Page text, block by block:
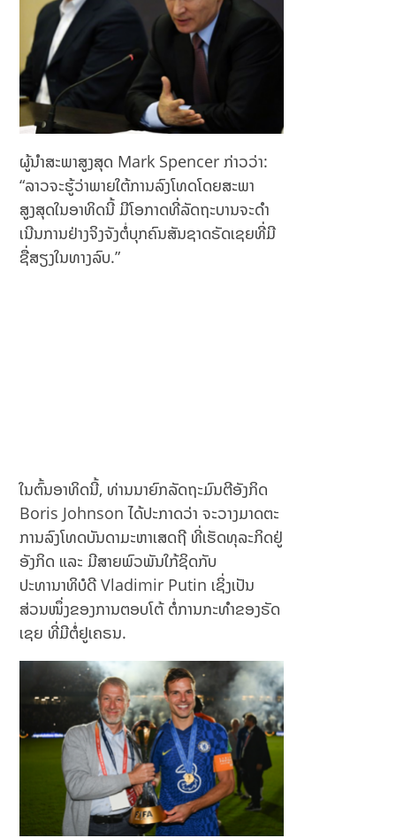
ຜູ້ນໍາສະພາສູງສຸດ Mark Spencer ກ່າວວ່າ:
“ລາວຈະຮູ້ວ່າພາຍໃຕ້ການລົງໂທດໂດຍສະພາ
ສູງສຸດໃນອາທິດນີ້ ມີໂອກາດທີ່ລັດຖະບານຈະດໍາ
ເນີນການຢ່າງຈິງຈັງຕໍ່ບຸກຄົນສັນຊາດຣັດເຊຍທີ່ມີ
ຊື່ສຽງໃນທາງລົບ.”
ໃນ​ຕົ້ນ​ອາທິດ​ນີ້, ທ່ານ​ນາຍົກລັດຖະມົນຕີອັງກິດ
Boris Johnson ​ໄດ້​ປະກາດ​ວ່າ ຈະ​ວາງ​ມາດ​ຕະ
ການ​ລົງ​ໂທດ​ບັນດາ​ມະຫາ​ເສດຖີ ທີ່ເຮັດທຸລະກິດຢູ່
ອັງກິດ ແລະ ​ມີ​ສາຍ​ພົວພັນ​ໃກ້ຊິດ​ກັບ​
ປະທານາທິບໍດີ Vladimir Putin ​ເຊິ່ງ​ເປັນ​
ສ່ວນ​ໜຶ່ງ​ຂອງ​ການ​ຕອບໂຕ້ ຕໍ່​ການ​ກະທຳ​ຂອງ​ຣັດ​
ເຊຍ ທີ່ມີຕໍ່ຢູເຄຣນ.